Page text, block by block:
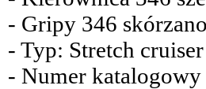
- Gripy 346
- Typ: Stretch cruiser
- Numer katalogowy